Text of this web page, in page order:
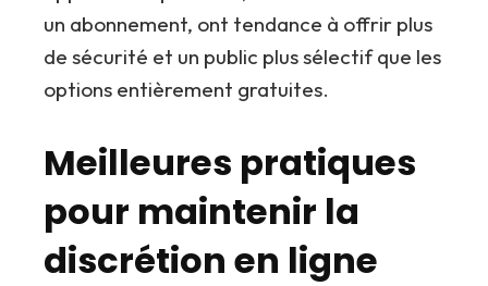
un abonnement, ont tendance à offrir plus
de sécurité et un public plus sélectif que les
options entièrement gratuites.
Meilleures pratiques
pour maintenir la
discrétion en ligne